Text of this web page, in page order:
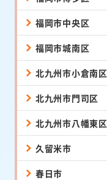
福岡市中央区
福岡市城南区
北九州市小倉南区
北九州市門司区
北九州市八幡東区
久留米市
春日市